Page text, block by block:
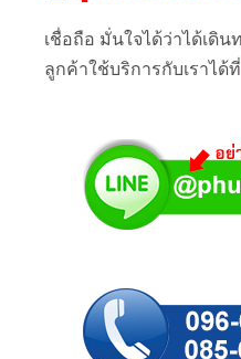
เชื่อถือ มั่นใจได้ว่าได้เดิ
ลูกค้าใช้บริการกับเราได้ที่